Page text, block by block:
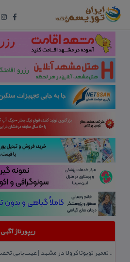
ریپورتاژ آگهی
:: تعمیر تویوتا كرولا در مشهد | عیب‌یابی